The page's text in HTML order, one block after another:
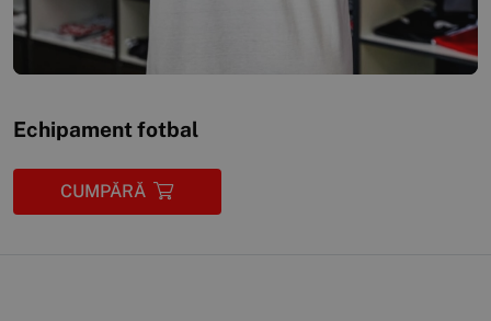
Echipament fotbal
CUMPĂRĂ